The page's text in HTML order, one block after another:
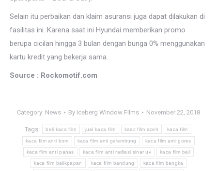
Selain itu perbaikan dan klaim asuransi juga dapat dilakukan di
fasilitas ini. Karena saat ini Hyundai memberikan promo
berupa cicilan hingga 3 bulan dengan bunga 0% menggunakan
kartu kredit yang bekerja sama.
Source : Rockomotif.com
Category: News By Iceberg Window Films November 22, 2018
Tags: beli kaca film jual kaca film kaac film aceh kaca film
kaca film anti bom kaca film anti gelembung kaca film anti gores
kaca film anti panas kaca film anti radiasi sinar uv kaca film bali
kaca film balikpapan kaca film bandung kaca film bangka